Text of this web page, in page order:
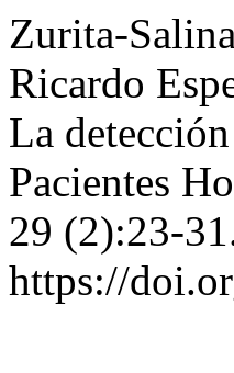
Zurita-
Ricardo
La
Pacientes
29 (2):23-
https://